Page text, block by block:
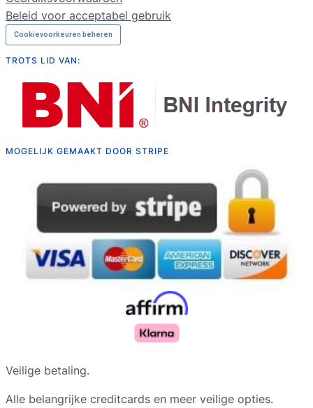
Beleid voor acceptabel gebruik
Cookievoorkeuren beheren
TROTS LID VAN:
MOGELIJK GEMAAKT DOOR STRIPE
Veilige betaling.
Alle belangrijke creditcards en meer veilige opties.